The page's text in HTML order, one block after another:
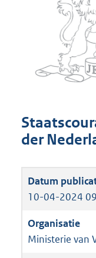
der
10-04-2024
Ministerie van